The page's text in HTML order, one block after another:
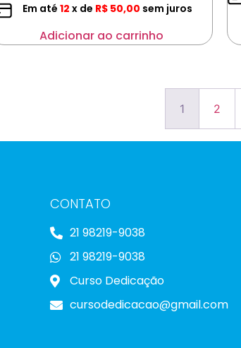
Em até 12 x de R$ 50,00 sem juros
Adicionar ao carrinho
1 2
CONTATO
21 98219-9038
21 98219-9038
Curso Dedicação
cursodedicacao@gmail.com